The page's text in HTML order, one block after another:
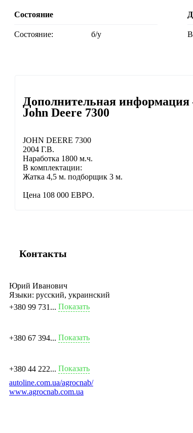
Состояние
Состояние: б/у
Дополнительная
John Deere 7300
JOHN DEERE 7300
2004 Г.В.
Наработка 1800 м.ч.
В комплектации:
Жатка 4,5 м. подборщик 3 м.
Цена 108 000 ЕВРО.
Контакты
Юрий Иванович
Языки: русский, украинский
+380 99 731... Показать
+380 67 394... Показать
+380 44 222... Показать
autoline.com.ua/agrocnab/
www.agrocnab.com.ua